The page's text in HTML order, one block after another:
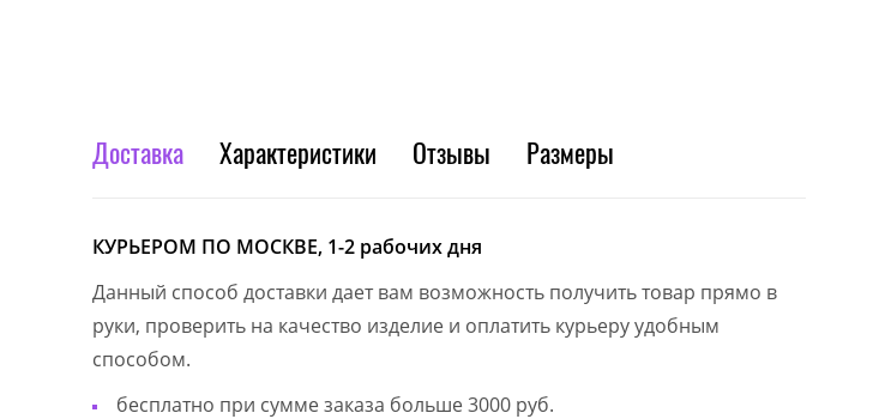
Доставка Характеристики Отзывы Размеры
КУРЬЕРОМ ПО МОСКВЕ, 1-2 рабочих дня
Данный способ доставки дает вам возможность получить товар прямо в
руки, проверить на качество изделие и оплатить курьеру удобным
способом.
бесплатно при сумме заказа больше 3000 руб.